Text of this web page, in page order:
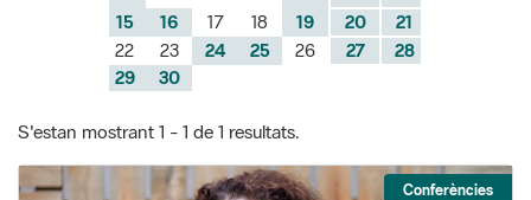
S'estan mostrant 1 - 1 de 1 resultats.